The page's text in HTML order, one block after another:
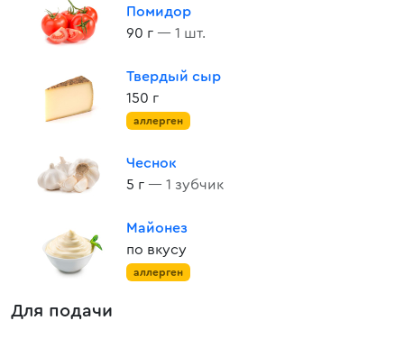
Помидор
90 г — 1 шт.
Твердый сыр
150 г
аллерген
Чеснок
5 г — 1 зубчик
Майонез
по вкусу
аллерген
Для подачи